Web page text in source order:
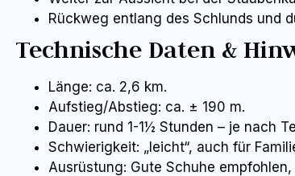
Rückweg entlang des Schlunds und
Technische Daten &
Länge: ca. 2,6 km.
Aufstieg/Abstieg: ca. ± 190 m.
Dauer: rund 1-1½ Stunden – je nach
Schwierigkeit: „leicht“, auch für
Ausrüstung: Gute Schuhe